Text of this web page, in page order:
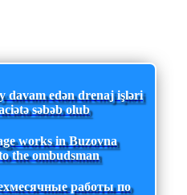
davam edən drenaj işləri
səbəb olub
works in Buzovna
the ombudsman
работы по